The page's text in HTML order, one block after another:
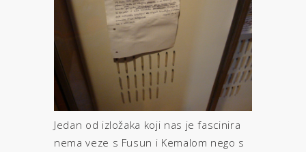
Jedan od izložaka koji nas je fascinira
nema veze s Fusun i Kemalom nego s